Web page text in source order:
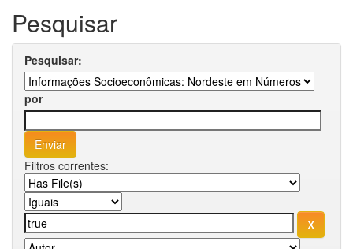
Pesquisar
Pesquisar:
por
Filtros correntes: